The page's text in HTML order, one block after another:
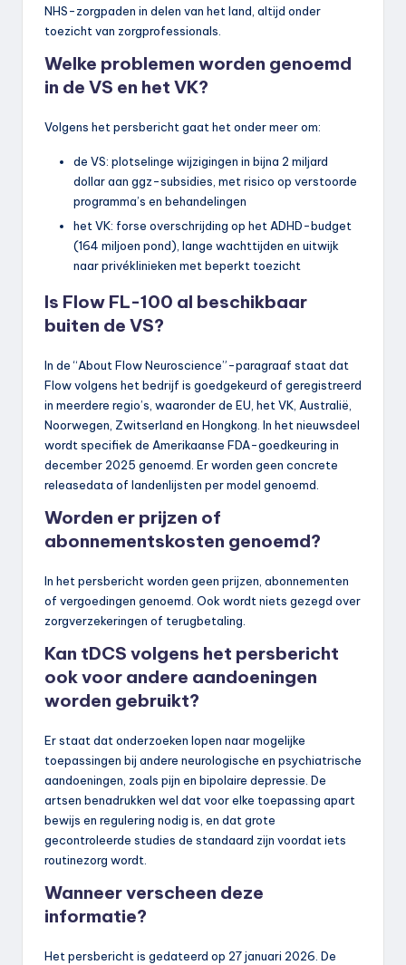
NHS-zorgpaden in delen van het land, altijd onder
toezicht van zorgprofessionals.
Welke problemen worden genoemd
in de VS en het VK?
Volgens het persbericht gaat het onder meer om:
de VS: plotselinge wijzigingen in bijna 2 miljard
dollar aan ggz-subsidies, met risico op verstoorde
programma’s en behandelingen
het VK: forse overschrijding op het ADHD-budget
(164 miljoen pond), lange wachttijden en uitwijk
naar privéklinieken met beperkt toezicht
Is Flow FL-100 al beschikbaar
buiten de VS?
In de “About Flow Neuroscience”-paragraaf staat dat
Flow volgens het bedrijf is goedgekeurd of geregistreerd
in meerdere regio’s, waaronder de EU, het VK, Australië,
Noorwegen, Zwitserland en Hongkong. In het nieuwsdeel
wordt specifiek de Amerikaanse FDA-goedkeuring in
december 2025 genoemd. Er worden geen concrete
releasedata of landenlijsten per model genoemd.
Worden er prijzen of
abonnementskosten genoemd?
In het persbericht worden geen prijzen, abonnementen
of vergoedingen genoemd. Ook wordt niets gezegd over
zorgverzekeringen of terugbetaling.
Kan tDCS volgens het persbericht
ook voor andere aandoeningen
worden gebruikt?
Er staat dat onderzoeken lopen naar mogelijke
toepassingen bij andere neurologische en psychiatrische
aandoeningen, zoals pijn en bipolaire depressie. De
artsen benadrukken wel dat voor elke toepassing apart
bewijs en regulering nodig is, en dat grote
gecontroleerde studies de standaard zijn voordat iets
routinezorg wordt.
Wanneer verscheen deze
informatie?
Het persbericht is gedateerd op 27 januari 2026. De